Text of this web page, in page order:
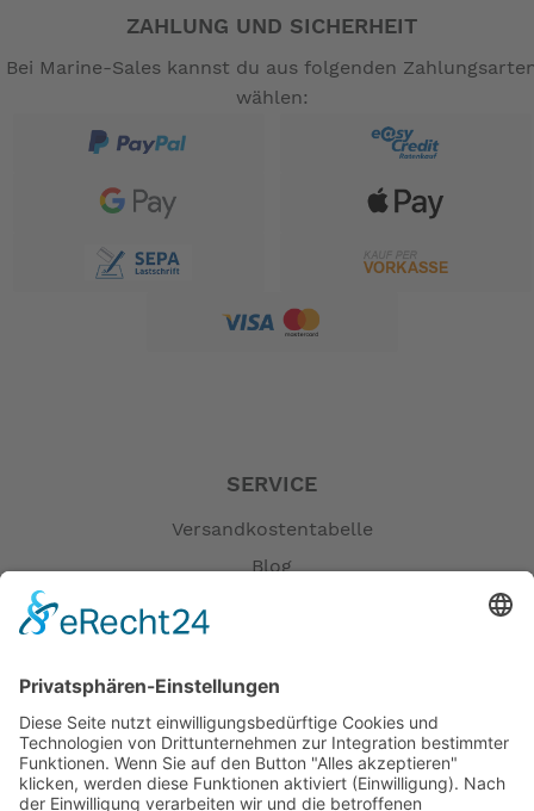
ZAHLUNG UND SICHERHEIT
Bei Marine-Sales kannst du aus folgenden
wählen:
SERVICE
Versandkostentabelle
Blog
Öffnungszeiten
Versandpartner
Verfügbarkeiten